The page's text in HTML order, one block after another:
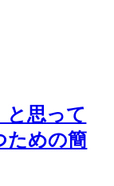
と思って
ための簡